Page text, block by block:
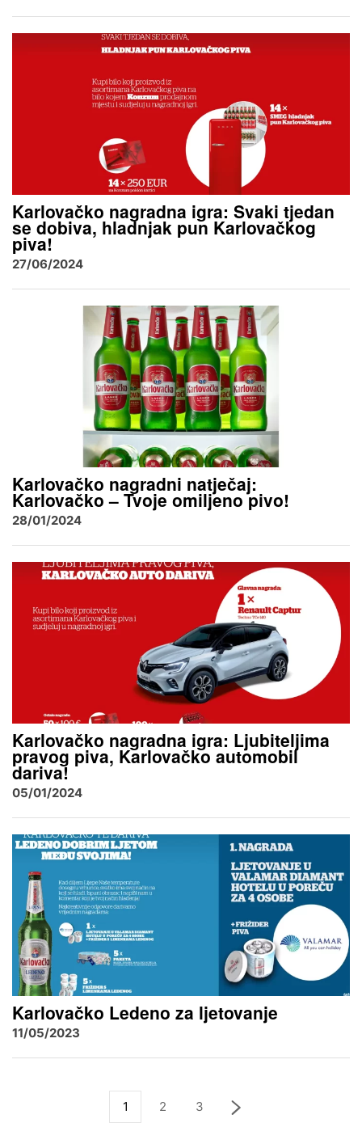
Karlovačko nagradna igra: Svaki tjedan
se dobiva, hladnjak pun Karlovačkog
piva!
27/06/2024
Karlovačko nagradni natječaj:
Karlovačko – Tvoje omiljeno pivo!
28/01/2024
Karlovačko nagradna igra: Ljubiteljima
pravog piva, Karlovačko automobil
dariva!
05/01/2024
Karlovačko Ledeno za ljetovanje
11/05/2023
1 2 3